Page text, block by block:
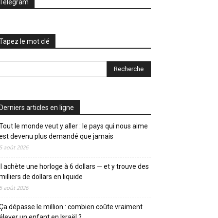
le mot clé
articles en ligne
le monde veut y aller : le pays qui nous aime
devenu plus demandé que jamais
août 2026
achète une horloge à 6 dollars — et y trouve des
de dollars en liquide
août 2026
dépasse le million : combien coûte vraiment